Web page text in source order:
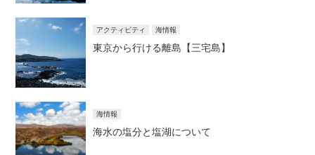
アクティビティ 海情報
東京から行ける離島【三宅島】
海情報
海水の塩分と塩湖について